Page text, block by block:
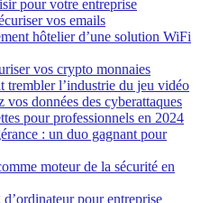
pour votre entreprise
vos emails
hôtelier d’une solution WiFi
vos crypto monnaies
l’industrie du jeu vidéo
données des cyberattaques
pour professionnels en 2024
: un duo gagnant pour
moteur de la sécurité en
pour entreprise